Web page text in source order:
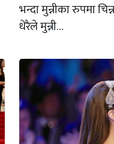
भन्दा मुन्नीका रुपमा
धेरैले मुन्नी…